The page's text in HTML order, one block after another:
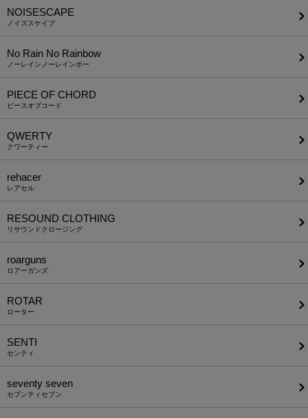
NOISESCAPE
ノイズスケイプ
No Rain No Rainbow
ノーレインノーレインボー
PIECE OF CHORD
ピースオブコード
QWERTY
クワーティー
rehacer
レアセル
RESOUND CLOTHING
リサウンドクロージング
roarguns
ロアーガンズ
ROTAR
ローター
SENTI
センティ
seventy seven
セブンティセブン